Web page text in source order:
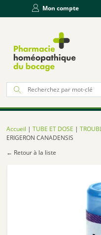
Mon compte
Accueil |TUBE ET DOSE |
ERIGERON CANADENSIS
← Retour à la liste
Panneau de gestion des